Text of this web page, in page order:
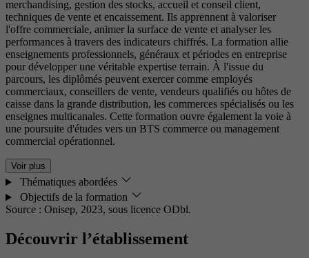
merchandising, gestion des stocks, accueil et conseil client,
techniques de vente et encaissement. Ils apprennent à valoriser
l'offre commerciale, animer la surface de vente et analyser les
performances à travers des indicateurs chiffrés. La formation allie
enseignements professionnels, généraux et périodes en entreprise
pour développer une véritable expertise terrain. À l'issue du
parcours, les diplômés peuvent exercer comme employés
commerciaux, conseillers de vente, vendeurs qualifiés ou hôtes de
caisse dans la grande distribution, les commerces spécialisés ou les
enseignes multicanales. Cette formation ouvre également la voie à
une poursuite d'études vers un BTS commerce ou management
commercial opérationnel.
Voir plus
Thématiques abordées
Objectifs de la formation
Source : Onisep, 2023, sous licence ODbl.
Découvrir l’établissement